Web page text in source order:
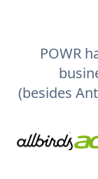
POWR
(besides